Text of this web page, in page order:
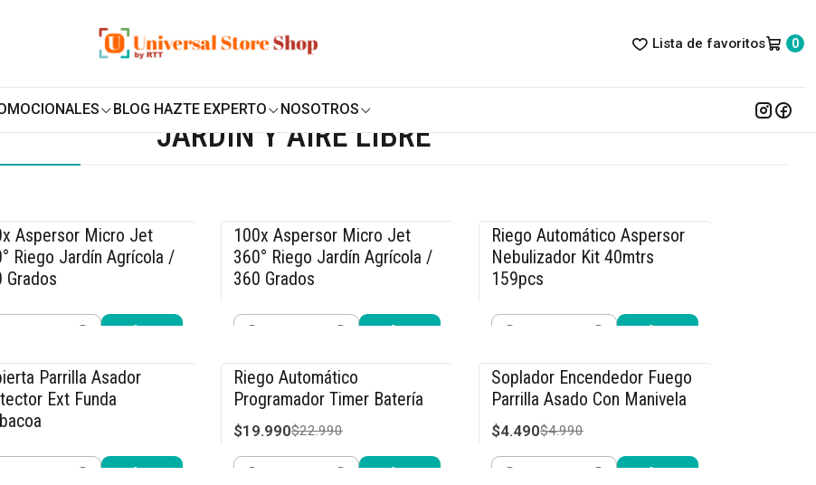
Lista de favoritos 0
BLOG HAZTE EXPERTO NOSOTROS
JARDÍN Y AIRE LIBRE
OFF
Aspersor Micro Jet
Riego Jardín Agrícola /
Grados
$12.990
-15% OFF
100x Aspersor Micro Jet
360° Riego Jardín Agrícola /
360 Grados
$10.990$12.990
-15% OFF
Riego Automático Aspersor
Nebulizador Kit 40mtrs
159pcs
$25.490$29.990
OFFParrilla Asador
Ext Funda
$25.990
-13% OFF
Riego Automático
Programador Timer Batería
$19.990$22.990
-10% OFF
Soplador Encendedor Fuego
Parrilla Asado Con Manivela
$4.490$4.990